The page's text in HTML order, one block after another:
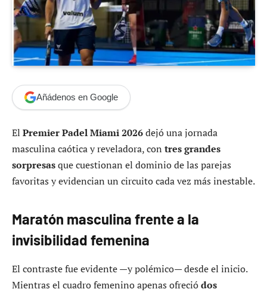
Añádenos en Google
El Premier Padel Miami 2026dejó una jornada
masculina caótica y reveladora, con tres grandes
sorpresasque cuestionan el dominio de las parejas
favoritas y evidencian un circuito cada vez más inestable.
Maratón masculina frente a la
invisibilidad femenina
El contraste fue evidente —y polémico— desde el inicio.
Mientras el cuadro femenino apenas ofreciódos